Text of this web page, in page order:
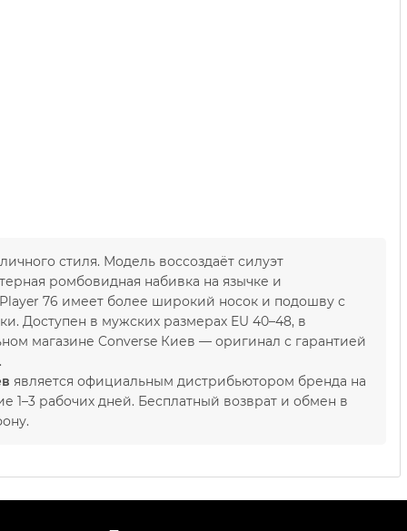
стиля. Модель воссоздаёт силуэт
ромбовидная набивка на язычке и
Player 76 имеет более широкий носок и подошву с
Доступен в мужских размерах EU 40–48, в
магазине Converse Киев — оригинал с гарантией
является официальным дистрибьютором бренда на
рабочих дней. Бесплатный возврат и обмен в